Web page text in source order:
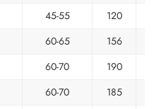
45-55 120
60-65 156
60-70 190
60-70 185